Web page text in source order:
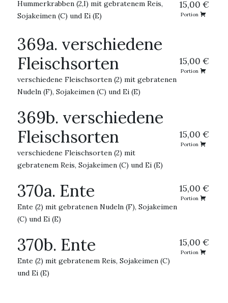
15,00 €
Portion
Hummerkrabben (2,I) mit gebratenem Reis,
Sojakeimen (C) und Ei (E)
369a. verschiedene
Fleischsorten
15,00 €
Portion
verschiedene Fleischsorten (2) mit gebratenen
Nudeln (F), Sojakeimen (C) und Ei (E)
369b. verschiedene
Fleischsorten
15,00 €
Portion
verschiedene Fleischsorten (2) mit
gebratenem Reis, Sojakeimen (C) und Ei (E)
370a. Ente 15,00 €
Portion
Ente (2) mit gebratenen Nudeln (F), Sojakeimen
(C) und Ei (E)
370b. Ente 15,00 €
Portion
Ente (2) mit gebratenem Reis, Sojakeimen (C)
und Ei (E)